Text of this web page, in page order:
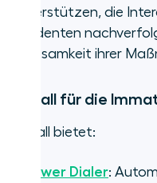
unterstützen, die
Studenten
Wirksamkeit ihrer
Aircall für die
Aircall bietet:
Power Dialer: